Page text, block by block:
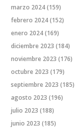
marzo 2024(159)
febrero 2024(152)
enero 2024(169)
diciembre 2023 (184)
noviembre 2023 (176)
octubre 2023 (179)
septiembre 2023 (185)
agosto 2023 (196)
julio 2023 (188)
junio 2023 (185)